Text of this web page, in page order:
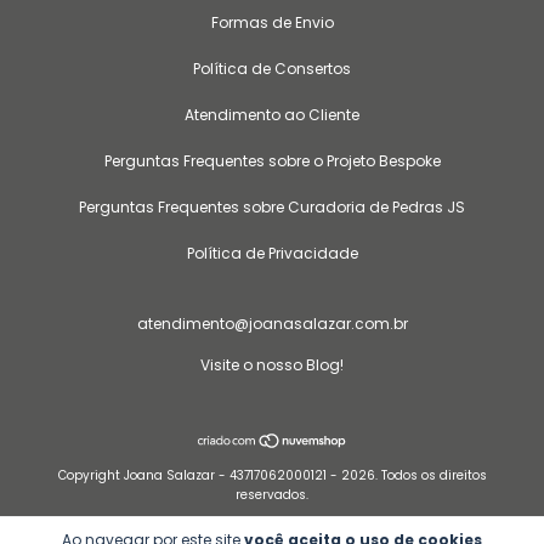
Ao navegar por este sitevocê aceita o uso de cookies
Formas de Envio
Política de Consertos
Atendimento ao Cliente
Perguntas Frequentes sobre o Projeto Bespoke
Perguntas Frequentes sobre Curadoria de Pedras JS
Política de Privacidade
atendimento@joanasalazar.com.br
Visite o nosso Blog!
Copyright Joana Salazar - 43717062000121 - 2026. Todos os direitos
reservados.